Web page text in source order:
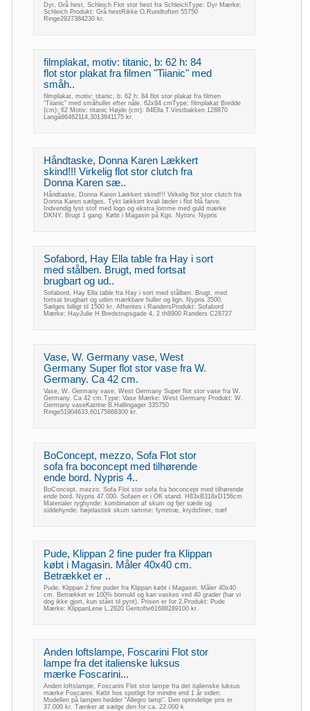
Dyr, Grå hest, Schleich Flot stor hest fra SchleichType: Dyr Mærke:
Schleich Produkt: Grå hestRikke O.Rundtoften 55750
Ringe2927384230 kr.
filmplakat, motiv: titanic, b: 62 h: 84
flot stor plakat fra filmen "Tiianic" med
småh..
filmplakat, motiv: titanic, b: 62 h: 84 flot stor plakat fra filmen
"Tiianic" med småhuller efter nåle. 62x84 cmType: filmplakat Bredde
(cm): 62 Motiv: titanic Højde (cm): 84Ella T.Vestbakken 128870
Langå86462114,3013841175 kr.
Håndtaske, Donna Karen Lækkert
skind!!! Virkelig flot stor clutch fra
Donna Karen sæ..
Håndtaske, Donna Karen Lækkert skind!!! Virkelig flot stor clutch fra
Donna Karen sælges. Tykt lækkert kvali læder i flot blå farve.
Indvendig lyst stof med logo og ekstra lomme med guld mærke
DKNY. Brugt 1 gang. Købt i Magasin på Kgs. Nytorv. Nypris
Sofabord, Hay Ella table fra Hay i sort
med stålben. Brugt, med fortsat
brugbart og ud..
Sofabord, Hay Ella table fra Hay i sort med stålben. Brugt, med
fortsat brugbart og uden mærkbare huller og lign. Nypris 3500.
Sælges billigt til 1500 kr. Afhentes i RandersProdukt: Sofabord
Mærke: HayJulie H.Bredstrupsgade 4, 2 th8900 Randers C28727
Vase, W. Germany vase, West
Germany Super flot stor vase fra W.
Germany. Ca 42 cm.
Vase, W. Germany vase, West Germany Super flot stor vase fra W.
Germany. Ca 42 cm.Type: Vase Mærke: West Germany Produkt: W.
Germany vaseKatrine B.Hallingager 335750
Ringe51904633,60175868300 kr.
BoConcept, mezzo, Sofa Flot stor
sofa fra boconcept med tilhørende
ende bord. Nypris 4..
BoConcept, mezzo, Sofa Flot stor sofa fra boconcept med tilhørende
ende bord. Nypris 47.000. Sofaen er i OK stand. H83xB318xD156cm
Materialer ryghynde: kombination af skum og fjer sæde og
siddehynde: højelastisk skum ramme: fyrretræ, krydsfiner, træf
Pude, Klippan 2 fine puder fra Klippan
købt i Magasin. Måler 40x40 cm.
Betrækket er ..
Pude, Klippan 2 fine puder fra Klippan købt i Magasin. Måler 40x40
cm. Betrækket er 100% bomuld og kan vaskes ved 40 grader (har vi
dog ikke gjort, kun stået til pynt). Prisen er for 2.Produkt: Pude
Mærke: KlippanLene L.2820 Gentofte61688289100 kr.
Anden loftslampe, Foscarini Flot stor
lampe fra det italienske luksus
mærke Foscarini...
Anden loftslampe, Foscarini Flot stor lampe fra det italienske luksus
mærke Foscarini. Købt hos spotligt for mindre end 1 år siden.
Modellen på lampen hedder "Allegro lamp". Den oprindelige pris er
37.000 kr. Tænker at sælge den for ca. 22.000 k